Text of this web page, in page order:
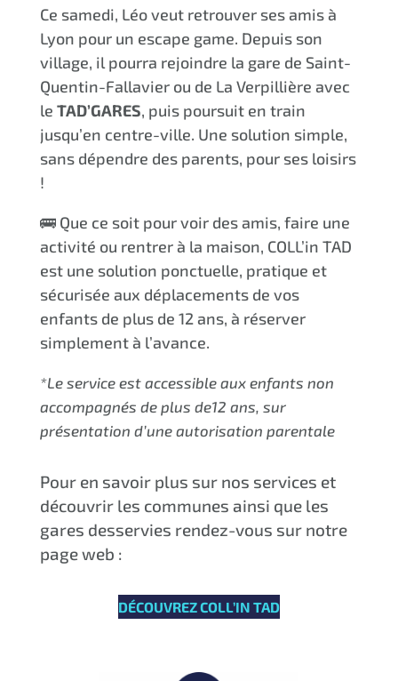
Ce samedi, Léo veut retrouver ses amis à
Lyon pour un escape game. Depuis son
village, il pourra rejoindre la gare de Saint-
Quentin-Fallavier ou de La Verpillière avec
le TAD’GARES, puis poursuit en train
jusqu’en centre-ville. Une solution simple,
sans dépendre des parents, pour ses loisirs
!
🚌 Que ce soit pour voir des amis, faire une
activité ou rentrer à la maison, COLL’in TAD
est une solution ponctuelle, pratique et
sécurisée aux déplacements de vos
enfants de plus de 12 ans, à réserver
simplement à l’avance.
*Le service est accessible aux enfants non
accompagnés de plus de12 ans, sur
présentation d’une autorisation parentale
Pour en savoir plus sur nos services et
découvrir les communes ainsi que les
gares desservies rendez-vous sur notre
page web :
DÉCOUVREZ COLL’IN TAD